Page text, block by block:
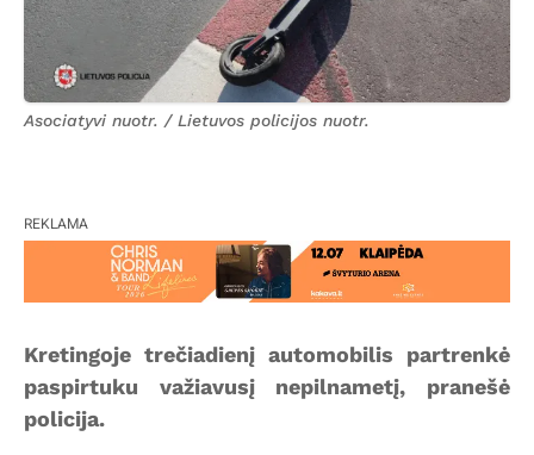
Asociatyvi nuotr. / Lietuvos policijos nuotr.
REKLAMA
Kretingoje trečiadienį automobilis partrenkė
paspirtuku važiavusį nepilnametį, pranešė
policija.